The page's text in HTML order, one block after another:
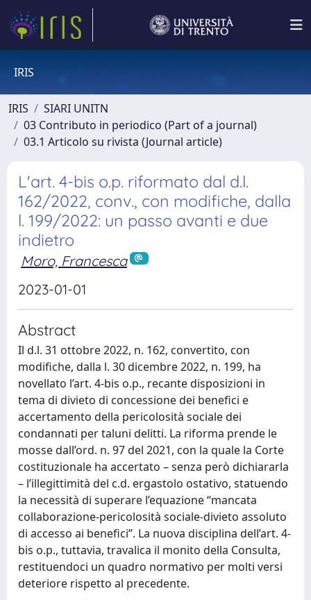
IRIS
IRIS
SIARI UNITN
03 Contributo in periodico (Part of a journal)
03.1 Articolo su rivista (Journal article)
L'art. 4-bis o.p. riformato dal d.l.
162/2022, conv., con modifiche, dalla
l. 199/2022: un passo avanti e due
indietro
Moro, Francesca
2023-01-01
Abstract
Il d.l. 31 ottobre 2022, n. 162, convertito, con
modifiche, dalla l. 30 dicembre 2022, n. 199, ha
novellato l’art. 4-bis o.p., recante disposizioni in
tema di divieto di concessione dei benefici e
accertamento della pericolosità sociale dei
condannati per taluni delitti. La riforma prende le
mosse dall’ord. n. 97 del 2021, con la quale la Corte
costituzionale ha accertato – senza però dichiararla
– l’illegittimità del c.d. ergastolo ostativo, statuendo
la necessità di superare l’equazione “mancata
collaborazione-pericolosità sociale-divieto assoluto
di accesso ai benefici”. La nuova disciplina dell’art. 4-
bis o.p., tuttavia, travalica il monito della Consulta,
restituendoci un quadro normativo per molti versi
deteriore rispetto al precedente.